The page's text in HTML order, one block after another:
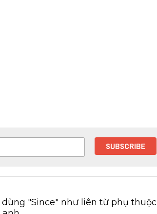
SUBSCRIBE
dùng "Since" như liên từ phụ thuộc